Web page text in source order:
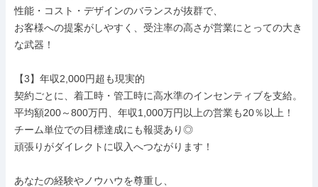
性能・コスト・デザインのバランスが抜群で、
お客様への提案がしやすく、受注率の高さが営業にとっての大き
な武器！
【3】年収2,000円超も現実的
契約ごとに、着工時・管工時に高水準のインセンティブを支給。
平均額200～800万円、年収1,000万円以上の営業も20％以上！
チーム単位での目標達成にも報奨あり◎
頑張りがダイレクトに収入へつながります！
あなたの経験やノウハウを尊重し、